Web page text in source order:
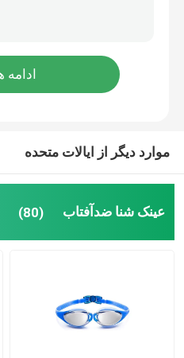
غواصی شنا کردن
اسب سواری ژاکی
لنز ضد لک
عینک ضد غواصی ضد مه
موارد دیگر از ایالات متحده
عینک شنا ضدآفتاب (80)